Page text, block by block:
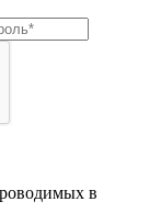
в